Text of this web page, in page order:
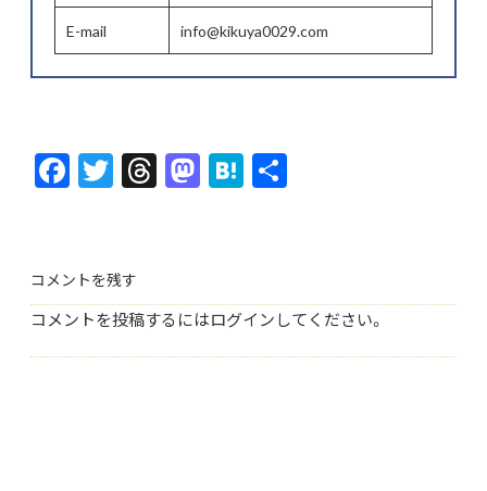
E-mail info@kikuya0029.com
F
ac
b
o
o
T
w
er
T
hr
M
as
o
n
H
at
a
コメントを残す
コメントを投稿するにはログインしてください。